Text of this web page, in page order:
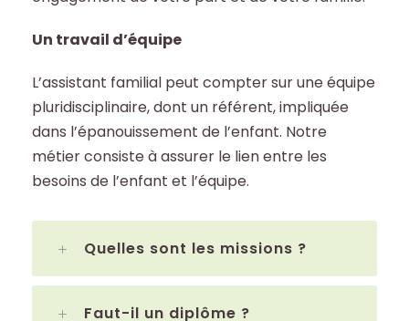
Un travail d’équipe
L’assistant familial peut compter sur une équipe
pluridisciplinaire, dont un référent, impliquée
dans l’épanouissement de l’enfant. Notre
métier consiste à assurer le lien entre les
besoins de l’enfant et l’équipe.
Quelles sont les missions ?
Faut-il un diplôme ?